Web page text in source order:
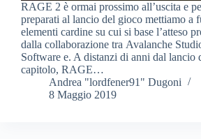
RAGE 2 è ormai prossimo all’uscita e
preparati al lancio del gioco mettiamo a
elementi cardine su cui si base l’atteso
dalla collaborazione tra Avalanche
Software e. A distanzi di anni dal lancio
capitolo, RAGE…
Andrea "lordfener91" Dugoni
8 Maggio 2019